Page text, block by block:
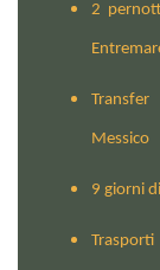
2
Messico
9 giorni